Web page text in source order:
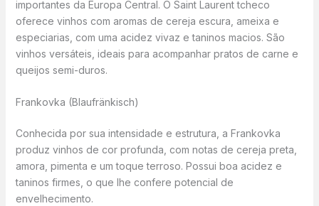
importantes da Europa Central. O Saint Laurent tcheco
oferece vinhos com aromas de cereja escura, ameixa e
especiarias, com uma acidez vivaz e taninos macios. São
vinhos versáteis, ideais para acompanhar pratos de carne e
queijos semi-duros.
Frankovka (Blaufränkisch)
Conhecida por sua intensidade e estrutura, a Frankovka
produz vinhos de cor profunda, com notas de cereja preta,
amora, pimenta e um toque terroso. Possui boa acidez e
taninos firmes, o que lhe confere potencial de
envelhecimento.